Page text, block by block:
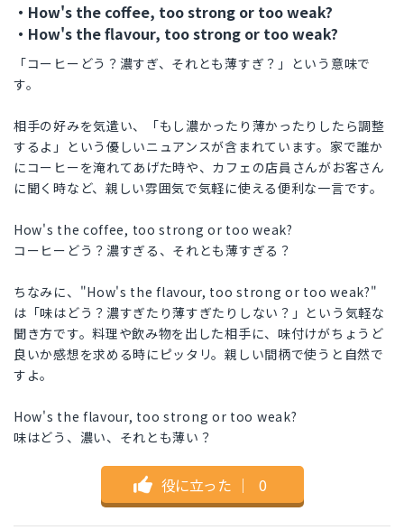
・How's the coffee, too strong or too weak?
・How's the flavour, too strong or too weak?
「コーヒーどう？濃すぎ、それとも薄すぎ？」という意味で
す。
相手の好みを気遣い、「もし濃かったり薄かったりしたら調整
するよ」という優しいニュアンスが含まれています。家で誰か
にコーヒーを淹れてあげた時や、カフェの店員さんがお客さん
に聞く時など、親しい雰囲気で気軽に使える便利な一言です。
How's the coffee, too strong or too weak?
コーヒーどう？濃すぎる、それとも薄すぎる？
ちなみに、"How's the flavour, too strong or too weak?"
は「味はどう？濃すぎたり薄すぎたりしない？」という気軽な
聞き方です。料理や飲み物を出した相手に、味付けがちょうど
良いか感想を求める時にピッタリ。親しい間柄で使うと自然で
すよ。
How's the flavour, too strong or too weak?
味はどう、濃い、それとも薄い？
役に立った ｜ 0